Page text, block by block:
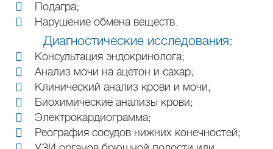
Подагра;
Нарушение обмена веществ.
Диагностические исследования:
Консультация эндокринолога;
Анализ мочи на ацетон и сахар;
Клинический анализ крови и мочи;
Биохимические анализы крови;
Электрокардиограмма;
Реография сосудов нижних конечностей;